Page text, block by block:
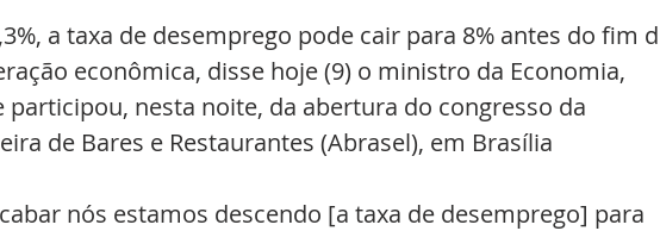
a taxa de desemprego pode cair para 8% antes do fim
econômica, disse hoje (9) o ministro da Economia,
participou, nesta noite, da abertura do congresso da
de Bares e Restaurantes (Abrasel), em Brasília
nós estamos descendo [a taxa de desemprego] para